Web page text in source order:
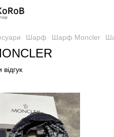
Шарф Шарф Moncler